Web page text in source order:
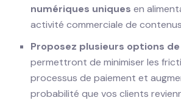
numériques uniques en
activité commerciale de
Proposez plusieurs options
permettront de minimiser les
processus de paiement et
probabilité que vos clients